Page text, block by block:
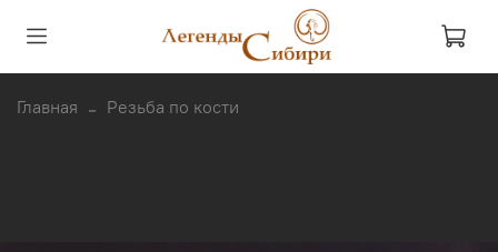
Главная Резьба по кости